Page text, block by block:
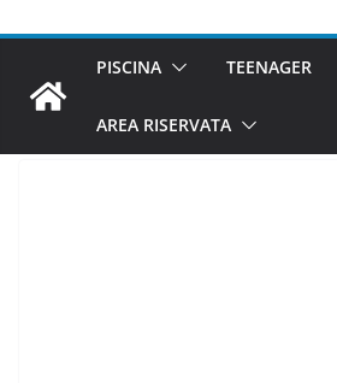
PISCINA TEENAGER
AREA RISERVATA